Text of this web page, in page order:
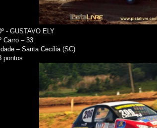
- GUSTAVO ELY
Carro – 33
– Santa Cecília (SC)
pontos